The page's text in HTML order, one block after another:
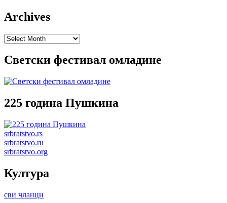
Archives
Archives
Светски фестивал омладине
225 година Пушкина
srbratstvo.rs
srbratstvo.ru
srbratstvo.org
Култура
сви чланци